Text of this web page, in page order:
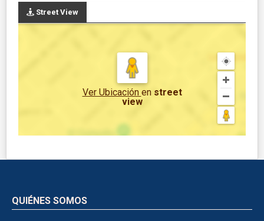
Street View
Ver Ubicación en street
view
QUIÉNES SOMOS